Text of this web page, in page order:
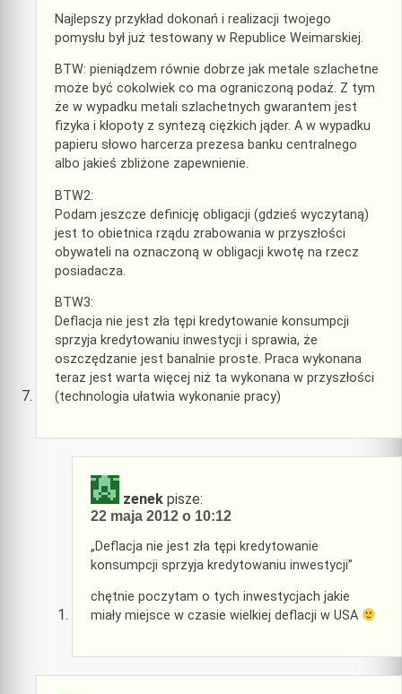
Najlepszy przykład dokonań i realizacji twojego
pomysłu był już testowany w Republice Weimarskiej.
BTW: pieniądzem równie dobrze jak metale szlachetne
może być cokolwiek co ma ograniczoną podaż. Z tym
że w wypadku metali szlachetnych gwarantem jest
fizyka i kłopoty z syntezą ciężkich jąder. A w wypadku
papieru słowo harcerza prezesa banku centralnego
albo jakieś zbliżone zapewnienie.
BTW2:
Podam jeszcze definicję obligacji (gdzieś wyczytaną)
jest to obietnica rządu zrabowania w przyszłości
obywateli na oznaczoną w obligacji kwotę na rzecz
posiadacza.
BTW3:
Deflacja nie jest zła tępi kredytowanie konsumpcji
sprzyja kredytowaniu inwestycji i sprawia, że
oszczędzanie jest banalnie proste. Praca wykonana
teraz jest warta więcej niż ta wykonana w przyszłości
(technologia ułatwia wykonanie pracy)
zenek pisze:
22 maja 2012 o 10:12
„Deflacja nie jest zła tępi kredytowanie
konsumpcji sprzyja kredytowaniu inwestycji”
chętnie poczytam o tych inwestycjach jakie
miały miejsce w czasie wielkiej deflacji w USA